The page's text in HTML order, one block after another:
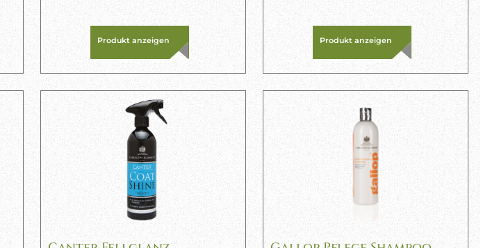
Produkt anzeigen Produkt anzeigen